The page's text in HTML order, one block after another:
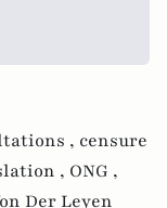
, censure
, ONG ,
Der Leyen